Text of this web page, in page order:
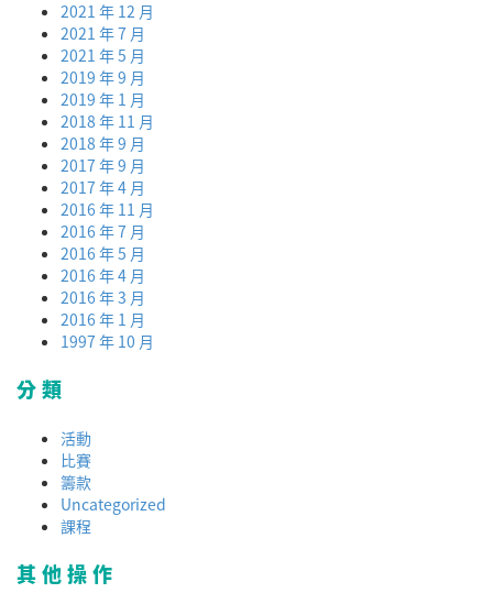
2021 年 12 月
2021 年 7 月
2021 年 5 月
2019 年 9 月
2019 年 1 月
2018 年 11 月
2018 年 9 月
2017 年 9 月
2017 年 4 月
2016 年 11 月
2016 年 7 月
2016 年 5 月
2016 年 4 月
2016 年 3 月
2016 年 1 月
1997 年 10 月
分類
活動
比賽
籌款
Uncategorized
課程
其他操作